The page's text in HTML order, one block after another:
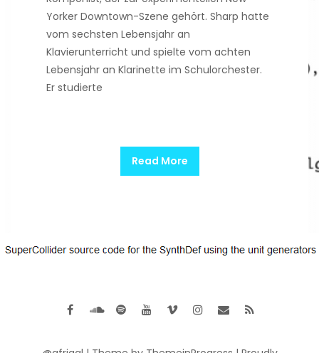
Yorker Downtown-Szene gehört. Sharp hatte
vom sechsten Lebensjahr an
Klavierunterricht und spielte vom achten
Lebensjahr an Klarinette im Schulorchester.
Er studierte
Read More